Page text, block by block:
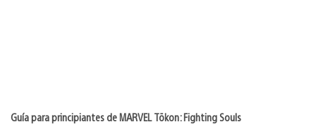
Guía para principiantes de MARVEL Tōkon: Fighting Souls